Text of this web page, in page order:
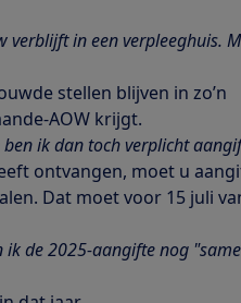
verblijft in een verpleeghuis.
stellen blijven in zo’n
AOW krijgt.
ik dan toch verplicht
ontvangen, moet u
Dat moet voor 15 juli
de 2025-aangifte nog